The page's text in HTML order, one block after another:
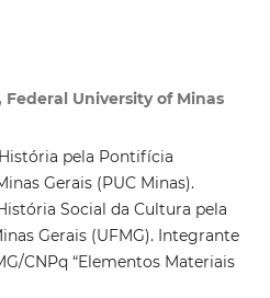
University of Minas
pela Pontifícia
Gerais (PUC Minas).
Social da Cultura pela
Gerais (UFMG). Integrante
CNPq “Elementos Materiais